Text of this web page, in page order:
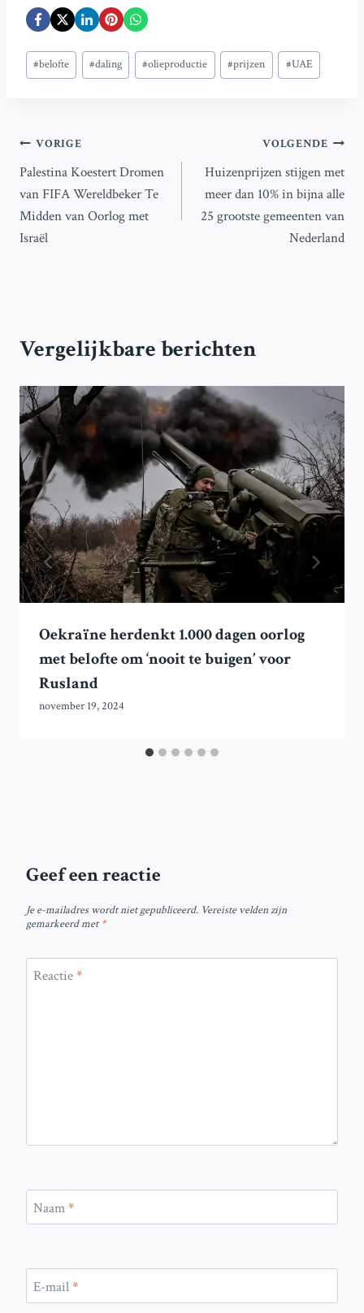
Bericht
tags:
#belofte #daling #olieproductie #prijzen #UAE
Bericht
navigatie
VORIGE
Palestina Koestert Dromen
van FIFA Wereldbeker Te
Midden van Oorlog met
Israël
VOLGENDE
Huizenprijzen stijgen met
meer dan 10% in bijna alle
25 grootste gemeenten van
Nederland
Vergelijkbare berichten
Oekraïne herdenkt 1.000 dagen oorlog
met belofte om ‘nooit te buigen’ voor
Rusland
november 19, 2024
Geef een reactie
Je e-mailadres wordt niet gepubliceerd. Vereiste velden zijn
gemarkeerd met*
Reactie*
Naam*
E-mail*